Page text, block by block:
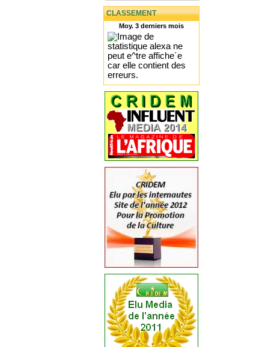
CLASSEMENT
Moy. 3 derniers mois